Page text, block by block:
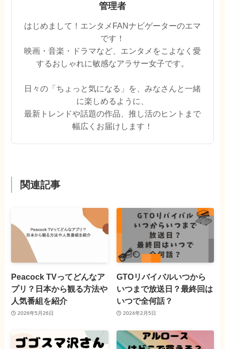
管理者
はじめまして！エンタメFANナビゲーターのエマ
です！
映画・音楽・ドラマなど、エンタメをこよなく愛
するおしゃれに敏感なアラサー女子です。
日々の「ちょっと気になる」を、みなさんと一緒
に楽しめるように、
最新トレンドや話題の作品、推し活のヒントまで
幅広くお届けします！
関連記事
Peacock TVってどんなア
プリ？日本から観る方法や
人気番組を紹介
2026年5月26日
GTOリバイバルいつから
いつまで放送日？最終回は
いつで全何話？
2024年2月5日